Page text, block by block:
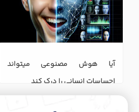
احساسات انسانی را درک کند